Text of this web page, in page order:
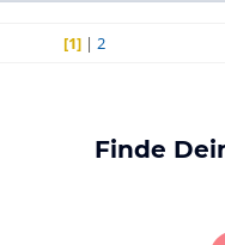
[1] |2
Finde